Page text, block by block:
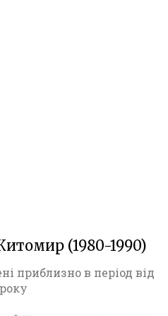
(1980-1990)
приблизно в період від